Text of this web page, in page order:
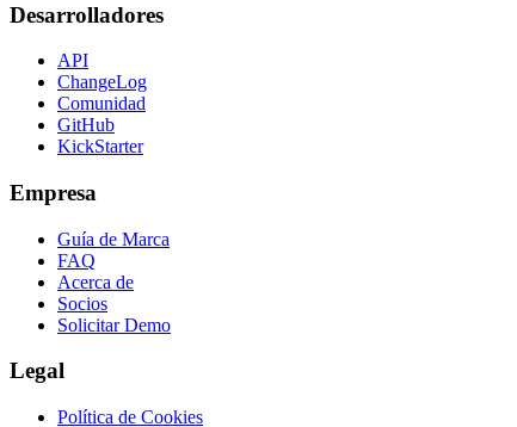
Desarrolladores
API
ChangeLog
Comunidad
GitHub
KickStarter
Empresa
Guía de Marca
FAQ
Acerca de
Socios
Solicitar Demo
Legal
Política de Cookies